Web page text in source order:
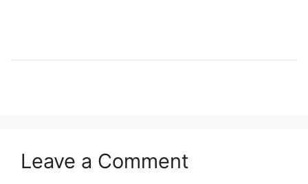
Leave a Comment